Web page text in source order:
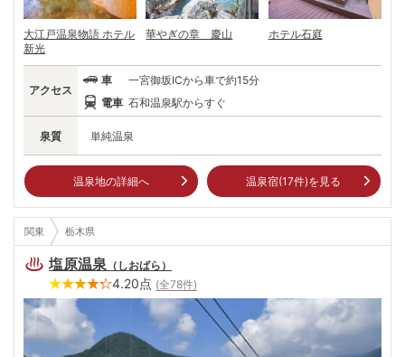
大江戸温泉物語 ホテル
新光
華やぎの章 慶山 ホテル石庭
泉質 単純温泉
アクセス
車
一宮御坂ICから車で約15分
電車 石和温泉駅からすぐ
温泉地の詳細へ 温泉宿(17件)を見る
関東 栃木県
塩原温泉 （ しおばら ）
4.20点 (全78件)